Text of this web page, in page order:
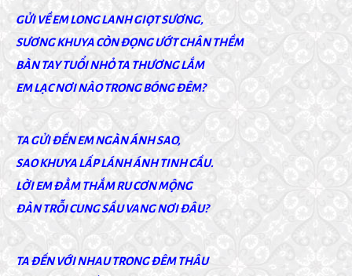
GỬI VỀ EM LONG LANH GIỌT SƯƠNG,
SƯƠNG KHUYA CÒN ĐỌNG ƯỚT CHÂN THỀM
BÀN TAY TUỔI NHỎ TA THƯƠNG LẮM
EM LẠC NƠI NÀO TRONG BÓNG ĐÊM?
TA GỬI ĐẾN EM NGÀN ÁNH SAO,
SAO KHUYA LẤP LÁNH ÁNH TINH CẦU.
LỜI EM ĐẰM THẮM RU CƠN MỘNG
ĐÀN TRỖI CUNG SẦU VANG NƠI ĐÂU?
TA ĐẾN VỚI NHAU TRONG ĐÊM THÂU